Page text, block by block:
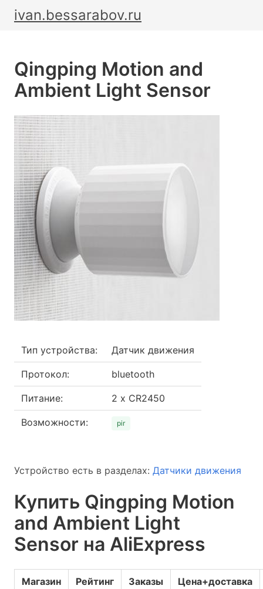
ivan.bessarabov.ru
Qingping Motion and
Ambient Light Sensor
Тип устройства: Датчик движения
Протокол: bluetooth
Питание: 2 x CR2450
Возможности: pir
Устройство есть в разделах: Датчики движения
Купить Qingping Motion
and Ambient Light
Sensor на AliExpress
Магазин Рейтинг Заказы
Цена+доставка